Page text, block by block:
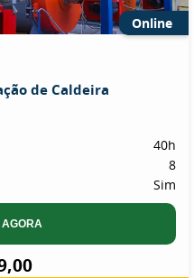
Online
de Caldeira
40h
8
Sim